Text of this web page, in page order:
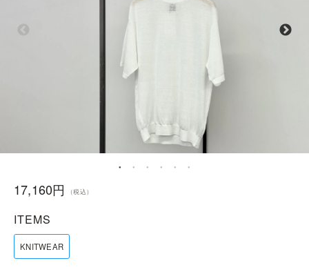
17,160円 （税込）
ITEMS
KNITWEAR